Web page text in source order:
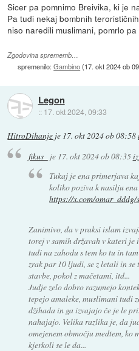
Sicer pa pomnimo Breivika, ki je
Pa tudi nekaj bombnih
niso naredili muslimani, pomrlo
Zgodovina sprememb…
spremenilo:Gambino(17. okt 2024 ob
Legon
:: 17. okt 2024, 09:33
HitroDihanje je 17. okt 2024 ob 08:58
fikus_ je 17. okt 2024 ob 08:35
Tukaj je ena primerjava
koliko poziva k nasilju
https://x.com/omar_dddg/
Zanimivo, da v praksi islam
torej v samih državah v kateri je
tudi na zahodu s tem ko tu in
zrak par 10 ljudi, se z letali in
stavbe, pokol z mačetami, itd...
Judje zelo dobro razumejo
tepejo amaleke, muslimani tudi
džihada in ga izvajajo če je le
nahajajo. Velika razlika je, da
omejenem območju medtem,
kjerkoli se le da...